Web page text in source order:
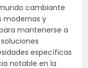
cambiante
modernas y
mantenerse a
específicas
notable en la